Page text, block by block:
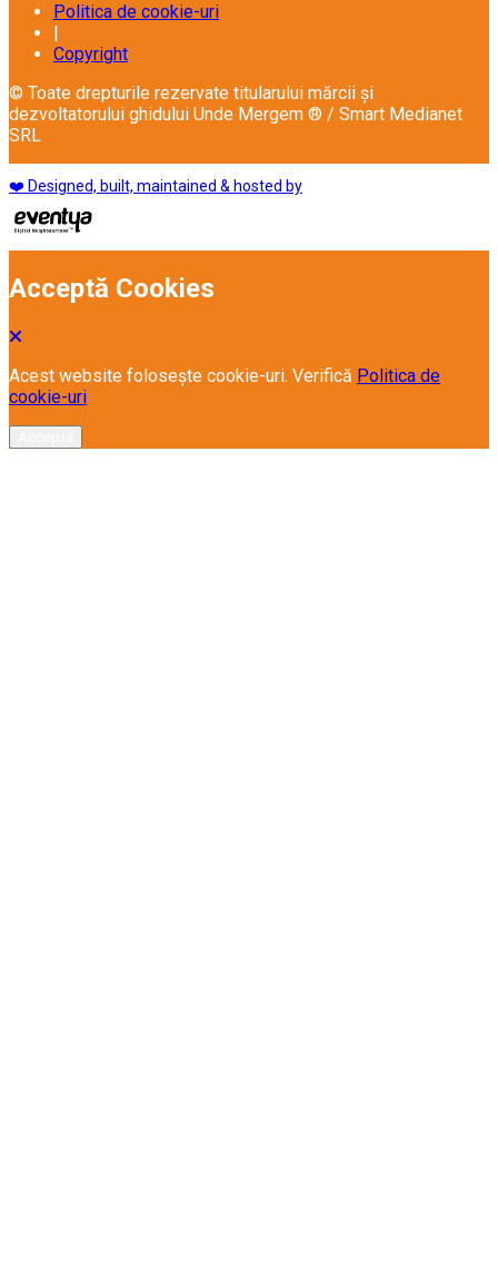
Politica de cookie-uri
Copyright
© Toate drepturile rezervate titularului mărcii și
dezvoltatorului ghidului Unde Mergem ® / Smart Medianet
SRL
❤️ Designed, built, maintained & hosted by
Acceptă Cookies
Acest website folosește cookie-uri. Verifică Politica de
cookie-uri